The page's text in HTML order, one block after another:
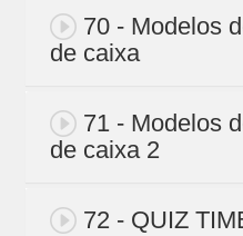
70 - Modelos
de caixa
71 - Modelos
de caixa 2
72 - QUIZ